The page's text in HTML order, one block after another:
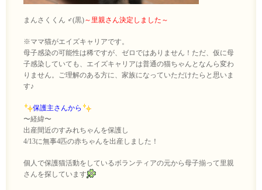
まんさくくん ♂(黒)～里親さん決定しました～
※ママ猫がエイズキャリアです。
母子感染の可能性は稀ですが、ゼロではありません！ただ、仮に母
子感染していても、エイズキャリアは普通の猫ちゃんとなんら変わ
りません。ご理解のある方に、家族になっていただけたらと思いま
す♪
保護主さんから
〜経緯〜
出産間近のすみれちゃんを保護し
4/13に無事4匹の赤ちゃんを出産しました！
個人で保護猫活動をしているボランティアの元から母子揃って里親
さんを探しています